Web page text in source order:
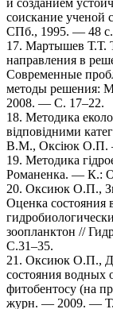
и созданием
соискание ученой
СПб., 1995. — 48 с.
17. Мартышев Т.Т.
направления в
Современные
методы решения:
2008. — С. 17–22.
18. Методика
відповідними
В.М., Оксіюк О.П.
19. Методика
Романенка. — К.:
20. Оксиюк О.П.,
Оценка состояния
зоопланктон //
С.31–35.
21. Оксиюк О.П.,
состояния водных
фитобентосу (на
журн. — 2009. —